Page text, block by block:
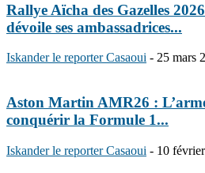
Rallye Aïcha des Gazelles
dévoile ses ambassadrices...
Iskander le reporter Casaoui - 25 mars
Aston Martin AMR26 :
conquérir la Formule 1...
Iskander le reporter Casaoui - 10